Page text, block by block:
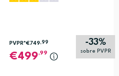
-33%
sobre PVPR
PVPR*€749 ,99
499,99